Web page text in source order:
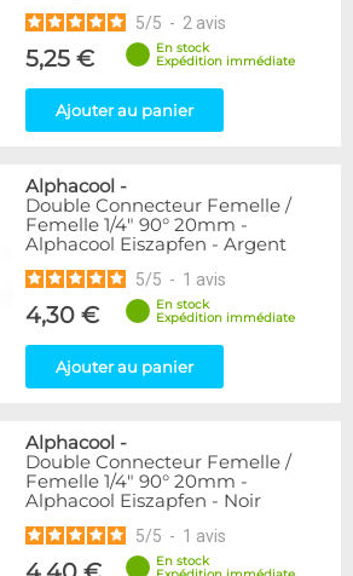
5/5 - 2 avis
5,25 €
En stock
Expédition immédiate
Ajouter au panier
Alphacool -
Double Connecteur Femelle /
Femelle 1/4" 90° 20mm -
Alphacool Eiszapfen - Argent
5/5 - 1 avis
4,30 €
En stock
Expédition immédiate
Ajouter au panier
Alphacool -
Double Connecteur Femelle /
Femelle 1/4" 90° 20mm -
Alphacool Eiszapfen - Noir
5/5 - 1 avis
En stock